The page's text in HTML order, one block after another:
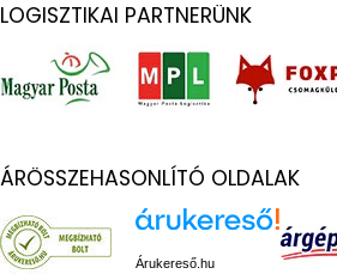
LOGISZTIKAI PARTNERÜNK
ÁRÖSSZEHASONLÍTÓ OLDALAK
Árukereső.hu